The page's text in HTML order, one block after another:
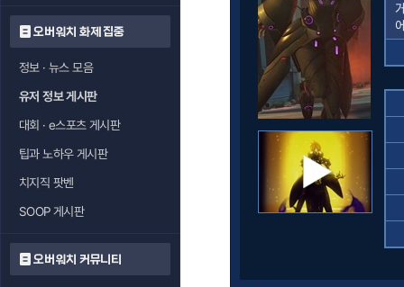
오버워치 화제 집중
정보 · 뉴스 모음
유저 정보 게시판
대회 · e스포츠 게시판
팁과 노하우 게시판
치지직 팟벤
SOOP 게시판
오버워치 커뮤니티